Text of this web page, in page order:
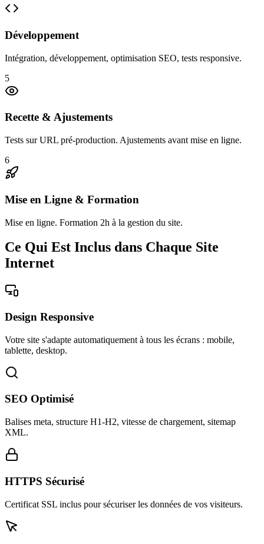
Développement
Intégration, développement, optimisation SEO, tests responsive.
5
Recette & Ajustements
Tests sur URL pré-production. Ajustements avant mise en ligne.
6
Mise en Ligne & Formation
Mise en ligne. Formation 2h à la gestion du site.
Ce Qui Est Inclus dans Chaque Site
Internet
Design Responsive
Votre site s'adapte automatiquement à tous les écrans : mobile,
tablette, desktop.
SEO Optimisé
Balises meta, structure H1-H2, vitesse de chargement, sitemap
XML.
HTTPS Sécurisé
Certificat SSL inclus pour sécuriser les données de vos visiteurs.